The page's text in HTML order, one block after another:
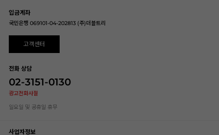
입금계좌
국민은행 069101-04-202813 (주)더블트리
고객센터
전화 상담
02-3151-0130
광고전화사절
일요일 및 공휴일 휴무
사업자정보